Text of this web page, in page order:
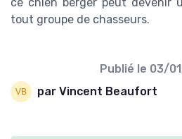
tout groupe de chasseurs.
Publié le 03/
par Vincent Beaufort